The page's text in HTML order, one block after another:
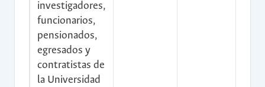
investigadores,
funcionarios,
pensionados,
egresados y
contratistas de
la Universidad